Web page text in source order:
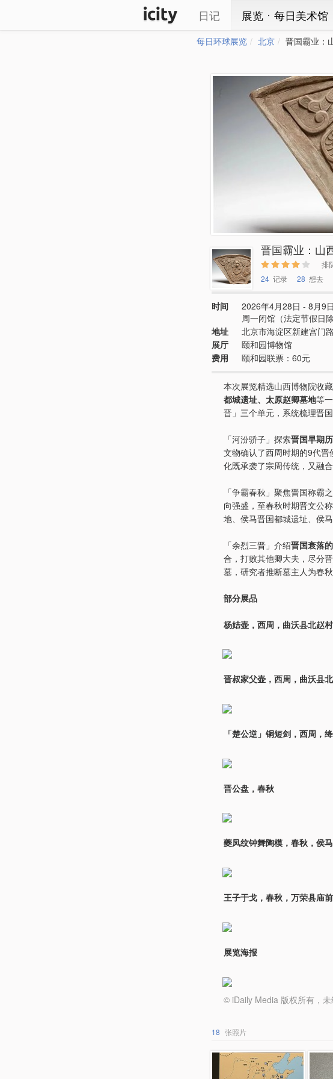
日记 展览ㆍ每日美术馆
每日环球展览 北京 晋国霸业：
晋国霸业：山
排
24 记录 28 想去
时间
2026年4月28日 - 8月9
周一闭馆（法定节假日除
地址
北京市海淀区新建宫门
展厅
颐和园博物馆
费用
颐和园联票：60元
本次展览精选山西博物院收
都城遗址、太原赵卿墓地等
晋」三个单元，系统梳理晋国
「河汾骄子」探索晋国早期
文物确认了西周时期的9代
化既承袭了宗周传统，又融合
「争霸春秋」聚焦晋国称霸
向强盛，至春秋时期晋文公
地、侯马晋国都城遗址、侯马
「余烈三晋」介绍晋国衰落
合，打败其他卿大夫，尽分
墓，研究者推断墓主人为春
部分展品
杨姞壶，西周，曲沃县北赵
晋叔家父壶，西周，曲沃县
「楚公逆」铜短剑，西周，
晋公盘，春秋
夔凤纹钟舞陶模，春秋，侯
王子于戈，春秋，万荣县庙
展览海报
© iDaily Media 版权所有，未
18 张照片